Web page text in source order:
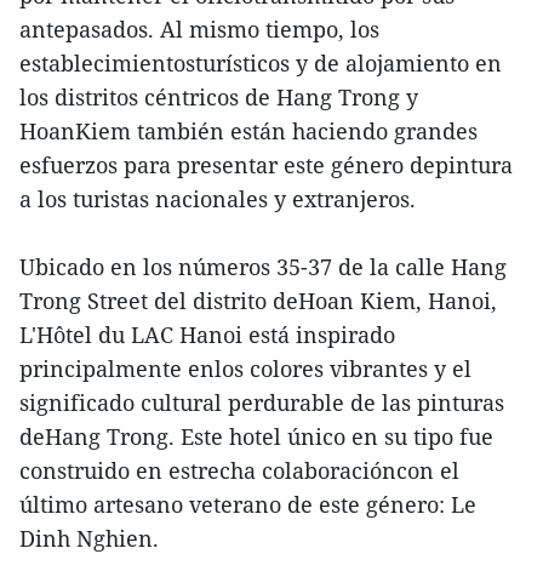
antepasados. Al mismo tiempo, los
establecimientosturísticos y de alojamiento en
los distritos céntricos de Hang Trong y
HoanKiem también están haciendo grandes
esfuerzos para presentar este género depintura
a los turistas nacionales y extranjeros.
Ubicado en los números 35-37 de la calle Hang
Trong Street del distrito deHoan Kiem, Hanoi,
L'Hôtel du LAC Hanoi está inspirado
principalmente enlos colores vibrantes y el
significado cultural perdurable de las pinturas
deHang Trong. Este hotel único en su tipo fue
construido en estrecha colaboracióncon el
último artesano veterano de este género: Le
Dinh Nghien.